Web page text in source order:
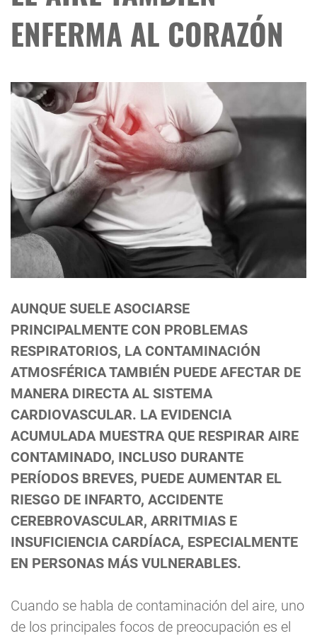
ENFERMA AL CORAZÓN
AUNQUE SUELE ASOCIARSE
PRINCIPALMENTE CON PROBLEMAS
RESPIRATORIOS, LA CONTAMINACIÓN
ATMOSFÉRICA TAMBIÉN PUEDE AFECTAR DE
MANERA DIRECTA AL SISTEMA
CARDIOVASCULAR. LA EVIDENCIA
ACUMULADA MUESTRA QUE RESPIRAR AIRE
CONTAMINADO, INCLUSO DURANTE
PERÍODOS BREVES, PUEDE AUMENTAR EL
RIESGO DE INFARTO, ACCIDENTE
CEREBROVASCULAR, ARRITMIAS E
INSUFICIENCIA CARDÍACA, ESPECIALMENTE
EN PERSONAS MÁS VULNERABLES.
Cuando se habla de contaminación del aire, uno
de los principales focos de preocupación es el